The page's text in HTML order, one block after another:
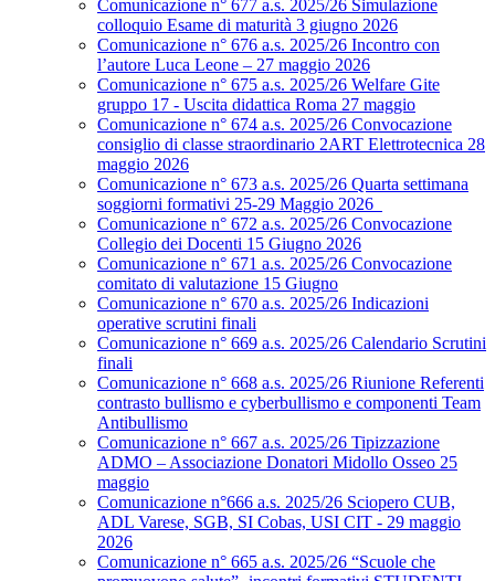
Comunicazione n° 677 a.s. 2025/26 Simulazione
colloquio Esame di maturità 3 giugno 2026
Comunicazione n° 676 a.s. 2025/26 Incontro con
l’autore Luca Leone – 27 maggio 2026
Comunicazione n° 675 a.s. 2025/26 Welfare Gite
gruppo 17 - Uscita didattica Roma 27 maggio
Comunicazione n° 674 a.s. 2025/26 Convocazione
consiglio di classe straordinario 2ART Elettrotecnica 28
maggio 2026
Comunicazione n° 673 a.s. 2025/26 Quarta settimana
soggiorni formativi 25-29 Maggio 2026
Comunicazione n° 672 a.s. 2025/26 Convocazione
Collegio dei Docenti 15 Giugno 2026
Comunicazione n° 671 a.s. 2025/26 Convocazione
comitato di valutazione 15 Giugno
Comunicazione n° 670 a.s. 2025/26 Indicazioni
operative scrutini finali
Comunicazione n° 669 a.s. 2025/26 Calendario Scrutini
finali
Comunicazione n° 668 a.s. 2025/26 Riunione Referenti
contrasto bullismo e cyberbullismo e componenti Team
Antibullismo
Comunicazione n° 667 a.s. 2025/26 Tipizzazione
ADMO – Associazione Donatori Midollo Osseo 25
maggio
Comunicazione n°666 a.s. 2025/26 Sciopero CUB,
ADL Varese, SGB, SI Cobas, USI CIT - 29 maggio
2026
Comunicazione n° 665 a.s. 2025/26 “Scuole che